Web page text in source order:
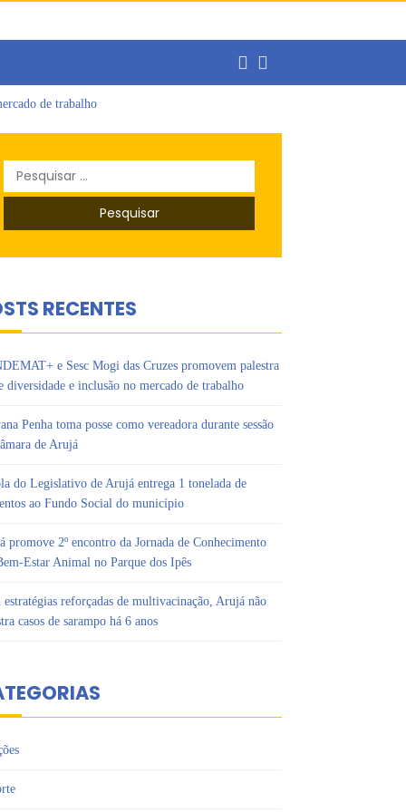
de trabalho
Ipês
Pesquisar
por:
RECENTES
e Sesc Mogi das Cruzes promovem palestra
diversidade e inclusão no mercado de trabalho
Penha toma posse como vereadora durante sessão
de Arujá
do Legislativo de Arujá entrega 1 tonelada de
ao Fundo Social do município
promove 2º encontro da Jornada de Conhecimento
Estar Animal no Parque dos Ipês
estratégias reforçadas de multivacinação, Arujá não
casos de sarampo há 6 anos